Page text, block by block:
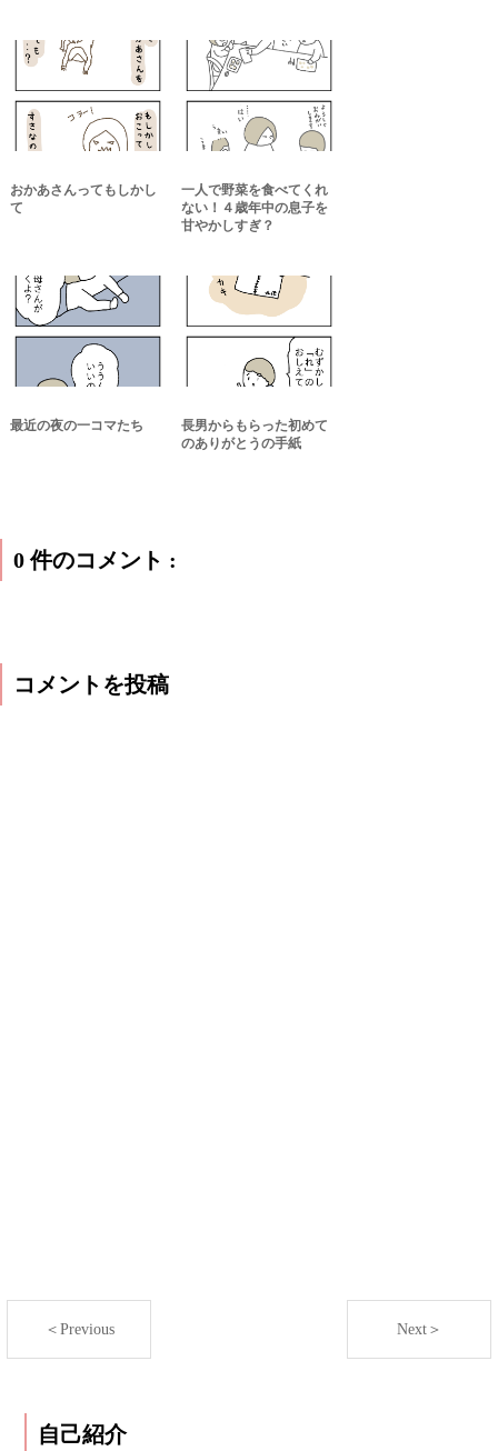
おかあさんってもしかし
て
一人で野菜を食べてくれ
ない！４歳年中の息子を
甘やかしすぎ？
最近の夜の一コマたち
長男からもらった初めて
のありがとうの手紙
0 件のコメント :
コメントを投稿
＜Previous Next＞
自己紹介